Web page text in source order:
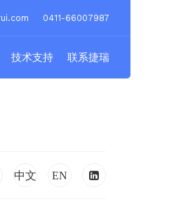
0411-66007987
技术支持 联系捷瑞